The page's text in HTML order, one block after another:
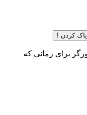
پاک کردن !
برای زمانی که